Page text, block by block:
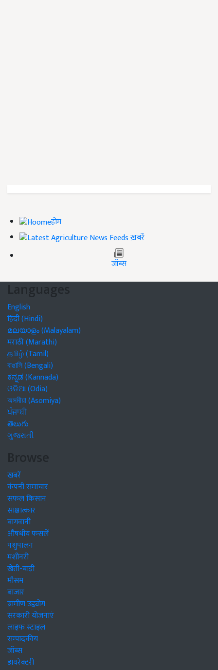
होम
ख़बरें
जॉब्स
Languages
English
हिंदी (Hindi)
മലയാളം (Malayalam)
मराठी (Marathi)
தமிழ் (Tamil)
বাঙালি (Bengali)
ಕನ್ನಡ (Kannada)
ଓଡିଆ (Odia)
অসমীয়া (Asomiya)
ਪੰਜਾਬੀ
తెలుగు
ગુજરાતી
Browse
खबरें
कंपनी समाचार
सफल किसान
साक्षात्कार
बागवानी
औषधीय फसलें
पशुपालन
मशीनरी
खेती-बाड़ी
मौसम
बाजार
ग्रामीण उद्द्योग
सरकारी योजनाएं
लाइफ स्टाइल
सम्पादकीय
जॉब्स
डायरेक्टरी